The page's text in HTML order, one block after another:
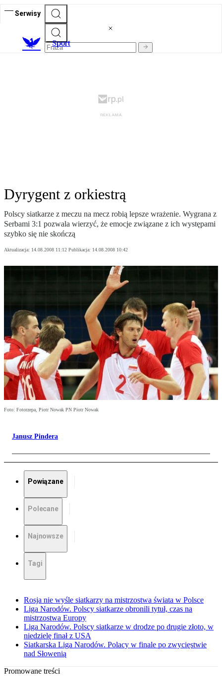
Serwisy
Sport
Dyrygent z orkiestrą
Polscy siatkarze z meczu na mecz robią lepsze wrażenie. Wygrana z
Serbami 3:1 pozwala wierzyć, że emocje związane z ich występami
szybko się nie skończą
Aktualizacja: 14.08.2008 11:12 Publikacja: 14.08.2008 10:42
Foto: Fotorzepa, Piotr Nowak PN Piotr Nowak
Janusz Pindera
Powiązane
Polecane
Najnowsze
Tagi
Rosja nie wyśle siatkarzy na mistrzostwa świata w Polsce
Liga Narodów. Polscy siatkarze obronili tytuł, czas na
mistrzostwa Europy
Liga Narodów. Polscy siatkarze w drodze po drugie złoto, w
niedzielę finał z USA
Siatkarska Liga Narodów. Polacy w finale po zwycięstwie
nad Słowenią
Promowane treści